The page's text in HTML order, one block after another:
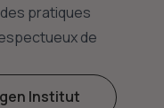
pratiques
de
Institut